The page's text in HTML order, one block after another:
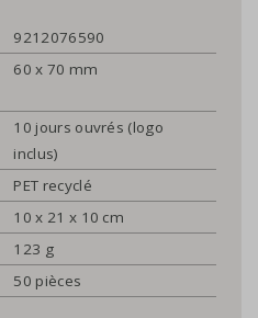
9212076590
60 x 70 mm
10 jours ouvrés (logo
inclus)
PET recyclé
10 x 21 x 10 cm
123 g
50 pièces